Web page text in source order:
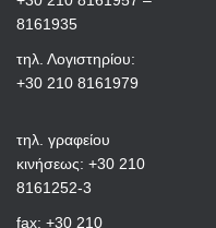
8161935
τηλ. Λογιστηρίου:
+30 210 8161979
τηλ. γραφείου
κινήσεως: +30 210
8161252-3
fax: +30 210